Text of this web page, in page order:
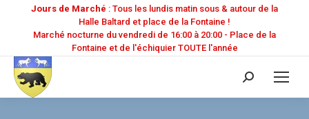
Jours de Marché : Tous les lundis matin sous & autour de la
Halle Baltard et place de la Fontaine !
Marché nocturne du vendredi de 16:00 à 20:00 - Place de la
Fontaine et de l'échiquier TOUTE l'année
Recherche
: